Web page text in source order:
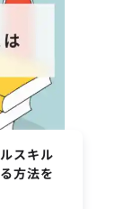
スキル
方法を